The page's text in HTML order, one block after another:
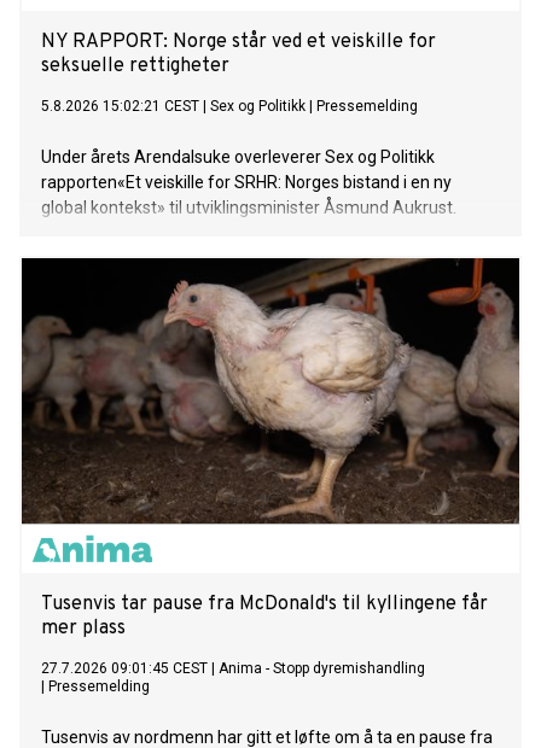
NY RAPPORT: Norge står ved et veiskille for
seksuelle rettigheter
5.8.2026 15:02:21 CEST Sex og Politikk Pressemelding
Under årets Arendalsuke overleverer Sex og Politikk
rapporten«Et veiskille for SRHR: Norges bistand i en ny
global kontekst» til utviklingsminister Åsmund Aukrust.
Tusenvis tar pause fra McDonald's til kyllingene får
mer plass
27.7.2026 09:01:45 CEST
Anima - Stopp dyremishandling
Pressemelding
Tusenvis av nordmenn har gitt et løfte om å ta en pause fra